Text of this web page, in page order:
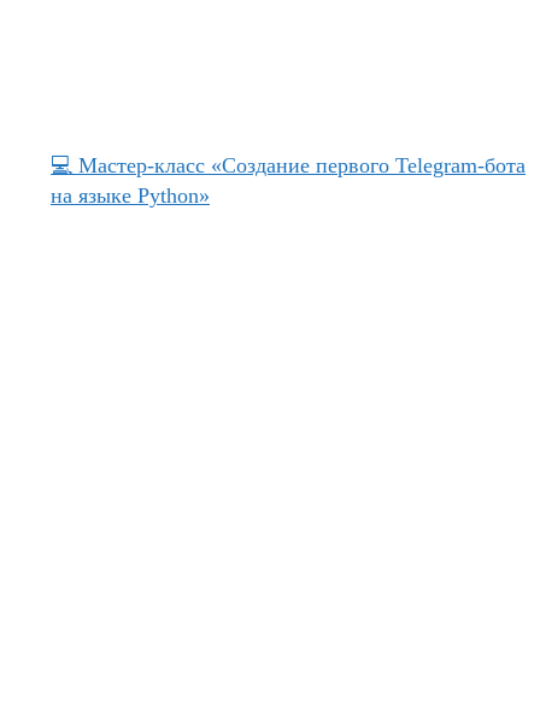
💻 Мастер-класс «Создание первого Telegram-бота
на языке Python»